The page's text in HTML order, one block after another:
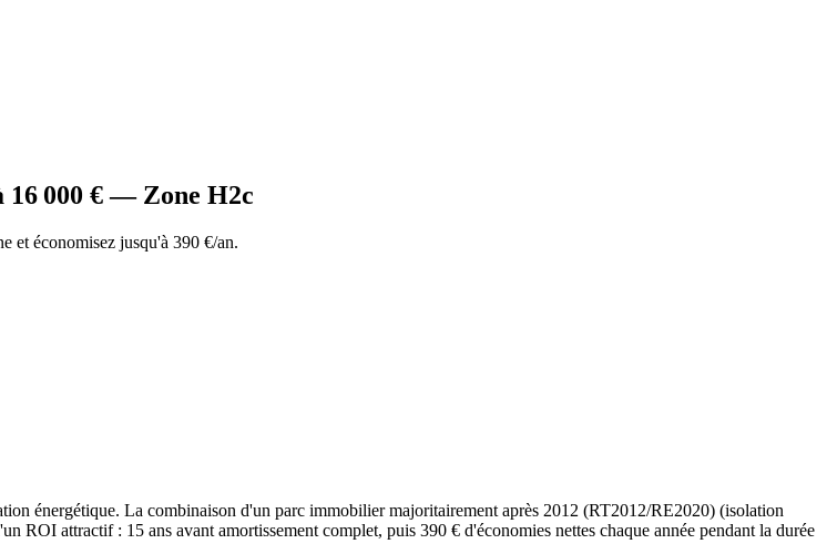
16 000 € — Zone H2c
et économisez jusqu'à 390 €/an.
énergétique. La combinaison d'un parc immobilier majoritairement après 2012 (RT2012/RE2020) (isolation
ROI attractif : 15 ans avant amortissement complet, puis 390 € d'économies nettes chaque année pendant la durée